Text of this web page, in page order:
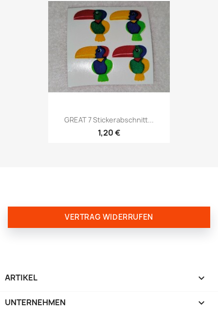
GREAT 7 Stickerabschnitt...
1,20 €
VERTRAG WIDERRUFEN
ARTIKEL 
UNTERNEHMEN 